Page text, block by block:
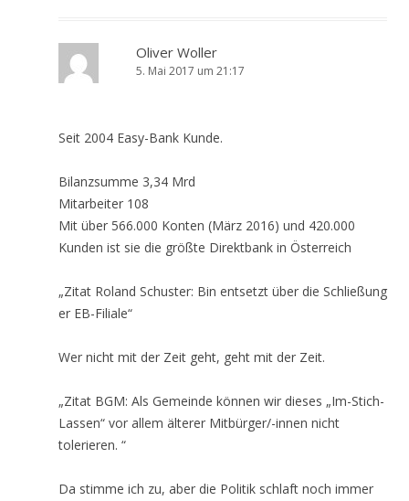
Oliver Woller
5. Mai 2017 um 21:17
Seit 2004 Easy-Bank Kunde.
Bilanzsumme 3,34 Mrd
Mitarbeiter 108
Mit über 566.000 Konten (März 2016) und 420.000
Kunden ist sie die größte Direktbank in Österreich
„Zitat Roland Schuster: Bin entsetzt über die Schließung
er EB-Filiale“
Wer nicht mit der Zeit geht, geht mit der Zeit.
„Zitat BGM: Als Gemeinde können wir dieses „Im-Stich-
Lassen“ vor allem älterer Mitbürger/-innen nicht
tolerieren. “
Da stimme ich zu, aber die Politik schlaft noch immer